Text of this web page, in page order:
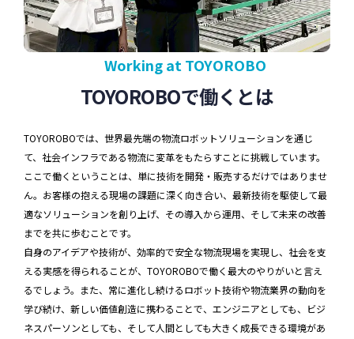
Working at TOYOROBO
TOYOROBOで働くとは
TOYOROBOでは、世界最先端の物流ロボットソリューションを通じ
て、社会インフラである物流に変革をもたらすことに挑戦しています。
ここで働くということは、単に技術を開発・販売するだけではありませ
ん。お客様の抱える現場の課題に深く向き合い、最新技術を駆使して最
適なソリューションを創り上げ、その導入から運用、そして未来の改善
までを共に歩むことです。
自身のアイデアや技術が、効率的で安全な物流現場を実現し、社会を支
える実感を得られることが、TOYOROBOで働く最大のやりがいと言え
るでしょう。また、常に進化し続けるロボット技術や物流業界の動向を
学び続け、新しい価値創造に携わることで、エンジニアとしても、ビジ
ネスパーソンとしても、そして人間としても大きく成長できる環境があ